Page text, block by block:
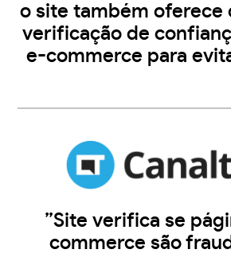
o site também oferece
verificação de
e-commerce para
”Site verifica se
commerce são